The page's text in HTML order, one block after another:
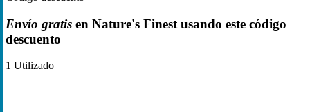
Envío gratis en Nature's Finest usando este código
descuento
1 Utilizado